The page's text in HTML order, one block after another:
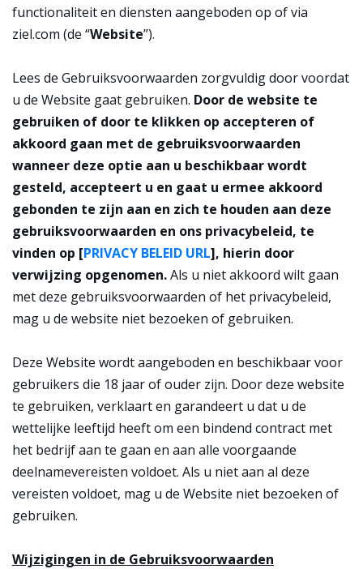
functionaliteit en diensten aangeboden op of via
ziel.com (de “Website”).
Lees de Gebruiksvoorwaarden zorgvuldig door voordat
u de Website gaat gebruiken. Door de website te
gebruiken of door te klikken op accepteren of
akkoord gaan met de gebruiksvoorwaarden
wanneer deze optie aan u beschikbaar wordt
gesteld, accepteert u en gaat u ermee akkoord
gebonden te zijn aan en zich te houden aan deze
gebruiksvoorwaarden en ons privacybeleid, te
vinden op [PRIVACY BELEID URL], hierin door
verwijzing opgenomen.Als u niet akkoord wilt gaan
met deze gebruiksvoorwaarden of het privacybeleid,
mag u de website niet bezoeken of gebruiken.
Deze Website wordt aangeboden en beschikbaar voor
gebruikers die 18 jaar of ouder zijn. Door deze website
te gebruiken, verklaart en garandeert u dat u de
wettelijke leeftijd heeft om een bindend contract met
het bedrijf aan te gaan en aan alle voorgaande
deelnamevereisten voldoet. Als u niet aan al deze
vereisten voldoet, mag u de Website niet bezoeken of
gebruiken.
Wijzigingen in de Gebruiksvoorwaarden